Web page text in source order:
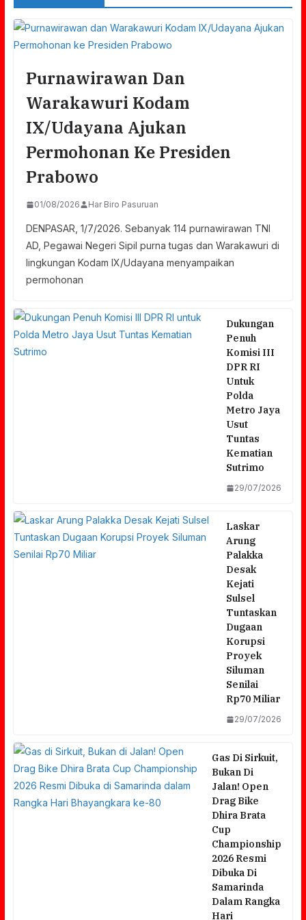
Purnawirawan Dan
Warakawuri Kodam
IX/Udayana Ajukan
Permohonan Ke Presiden
Prabowo
01/08/2026 Har Biro Pasuruan
DENPASAR, 1/7/2026. Sebanyak 114 purnawirawan TNI
AD, Pegawai Negeri Sipil purna tugas dan Warakawuri di
lingkungan Kodam IX/Udayana menyampaikan
permohonan
Dukungan
Penuh
Komisi III
DPR RI
Untuk
Polda
Metro Jaya
Usut
Tuntas
Kematian
Sutrimo
29/07/2026
Laskar
Arung
Palakka
Desak
Kejati
Sulsel
Tuntaskan
Dugaan
Korupsi
Proyek
Siluman
Senilai
Rp70 Miliar
29/07/2026
Gas Di Sirkuit,
Bukan Di
Jalan! Open
Drag Bike
Dhira Brata
Cup
Championship
2026 Resmi
Dibuka Di
Samarinda
Dalam Rangka
Hari